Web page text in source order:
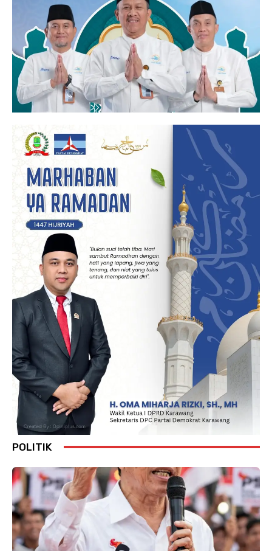
POLITIK